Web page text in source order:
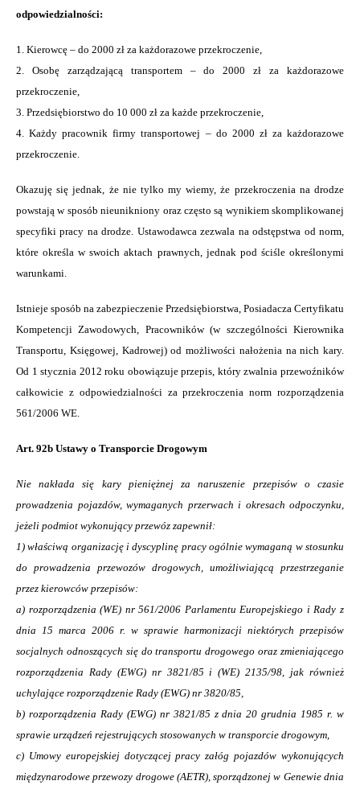
odpowiedzialności:
1. Kierowcę – do 2000 zł za każdorazowe przekroczenie,
2. Osobę zarządzającą transportem – do 2000 zł za każdorazowe
przekroczenie,
3. Przedsiębiorstwo do 10 000 zł za każde przekroczenie,
4. Każdy pracownik firmy transportowej – do 2000 zł za każdorazowe
przekroczenie.
Okazuję się jednak, że nie tylko my wiemy, że przekroczenia na drodze
powstają w sposób nieunikniony oraz często są wynikiem skomplikowanej
specyfiki pracy na drodze. Ustawodawca zezwala na odstępstwa od norm,
które określa w swoich aktach prawnych, jednak pod ściśle określonymi
warunkami.
Istnieje sposób na zabezpieczenie Przedsiębiorstwa, Posiadacza Certyfikatu
Kompetencji Zawodowych, Pracowników (w szczególności Kierownika
Transportu, Księgowej, Kadrowej) od możliwości nałożenia na nich kary.
Od 1 stycznia 2012 roku obowiązuje przepis, który zwalnia przewoźników
całkowicie z odpowiedzialności za przekroczenia norm rozporządzenia
561/2006 WE.
Art. 92b Ustawy o Transporcie Drogowym
Nie nakłada się kary pieniężnej za naruszenie przepisów o czasie
prowadzenia pojazdów, wymaganych przerwach i okresach odpoczynku,
jeżeli podmiot wykonujący przewóz zapewnił:
1) właściwą organizację i dyscyplinę pracy ogólnie wymaganą w stosunku
do prowadzenia przewozów drogowych, umożliwiającą przestrzeganie
przez kierowców przepisów:
a) rozporządzenia (WE) nr 561/2006 Parlamentu Europejskiego i Rady z
dnia 15 marca 2006 r. w sprawie harmonizacji niektórych przepisów
socjalnych odnoszących się do transportu drogowego oraz zmieniającego
rozporządzenia Rady (EWG) nr 3821/85 i (WE) 2135/98, jak również
uchylające rozporządzenie Rady (EWG) nr 3820/85,
b) rozporządzenia Rady (EWG) nr 3821/85 z dnia 20 grudnia 1985 r. w
sprawie urządzeń rejestrujących stosowanych w transporcie drogowym,
c) Umowy europejskiej dotyczącej pracy załóg pojazdów wykonujących
międzynarodowe przewozy drogowe (AETR), sporządzonej w Genewie dnia